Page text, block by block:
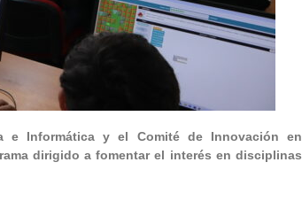
e Informática y el Comité de Innovación en
dirigido a fomentar el interés en disciplinas